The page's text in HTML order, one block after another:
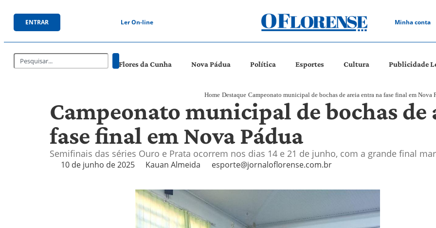
ENTRAR Ler On-line Minha conta
Flores da Cunha Nova Pádua Política Esportes Cultura Publicidade
Home Destaque Campeonato municipal de bochas de areia entra na fase final em Nova
Campeonato municipal de bochas de
fase final em Nova Pádua
Semifinais das séries Ouro e Prata ocorrem nos dias 14 e 21 de junho, com a grande final
10 de junho de 2025 Kauan Almeida esporte@jornaloflorense.com.br